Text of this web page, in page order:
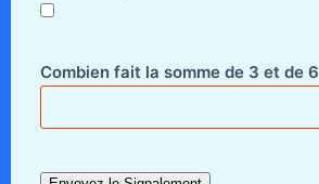
Combien fait la somme de 3 et de 6